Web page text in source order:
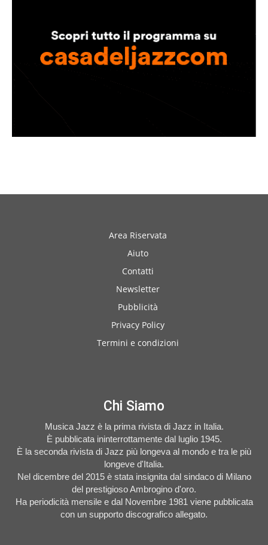
Area Riservata
Aiuto
Contatti
Newsletter
Pubblicità
Privacy Policy
Termini e condizioni
Chi Siamo
Musica Jazz è la prima rivista di Jazz in Italia.
È pubblicata ininterrottamente dal luglio 1945.
È la seconda rivista di Jazz più longeva al mondo e tra le più
longeve d'Italia.
Nel dicembre del 2015 è stata insignita dal sindaco di Milano
del prestigioso Ambrogino d'oro.
Ha periodicità mensile e dal Novembre 1981 viene pubblicata
con un supporto discografico allegato.